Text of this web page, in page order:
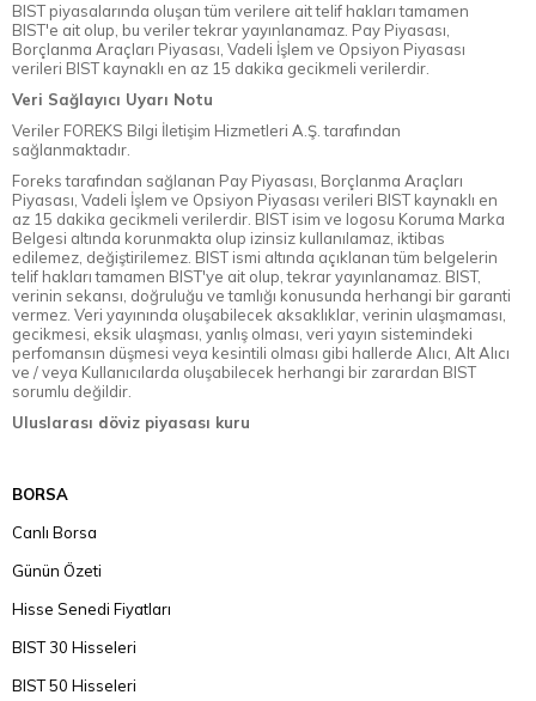
BIST piyasalarında oluşan tüm verilere ait telif hakları tamamen
BIST'e ait olup, bu veriler tekrar yayınlanamaz. Pay Piyasası,
Borçlanma Araçları Piyasası, Vadeli İşlem ve Opsiyon Piyasası
verileri BIST kaynaklı en az 15 dakika gecikmeli verilerdir.
Veri Sağlayıcı Uyarı Notu
Veriler FOREKS Bilgi İletişim Hizmetleri A.Ş. tarafından
sağlanmaktadır.
Foreks tarafından sağlanan Pay Piyasası, Borçlanma Araçları
Piyasası, Vadeli İşlem ve Opsiyon Piyasası verileri BIST kaynaklı en
az 15 dakika gecikmeli verilerdir. BIST isim ve logosu Koruma Marka
Belgesi altında korunmakta olup izinsiz kullanılamaz, iktibas
edilemez, değiştirilemez. BIST ismi altında açıklanan tüm belgelerin
telif hakları tamamen BIST'ye ait olup, tekrar yayınlanamaz. BIST,
verinin sekansı, doğruluğu ve tamlığı konusunda herhangi bir garanti
vermez. Veri yayınında oluşabilecek aksaklıklar, verinin ulaşmaması,
gecikmesi, eksik ulaşması, yanlış olması, veri yayın sistemindeki
perfomansın düşmesi veya kesintili olması gibi hallerde Alıcı, Alt Alıcı
ve / veya Kullanıcılarda oluşabilecek herhangi bir zarardan BIST
sorumlu değildir.
Uluslarası döviz piyasası kuru
BORSA
Canlı Borsa
Günün Özeti
Hisse Senedi Fiyatları
BIST 30 Hisseleri
BIST 50 Hisseleri